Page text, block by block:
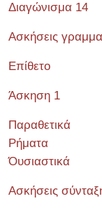
Διαγώνισμα 14
Ασκήσεις
Επίθετο
Άσκηση 1
Παραθετικά
Ρήματα
Όυσιαστικά
Ασκήσεις